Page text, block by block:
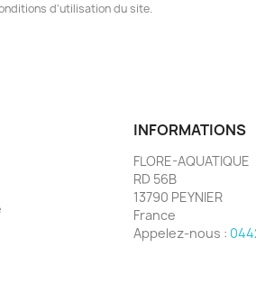
d'utilisation du site.
INFORMATIONS
FLORE-AQUATIQUE
RD 56B
13790 PEYNIER
France
Appelez-nous :